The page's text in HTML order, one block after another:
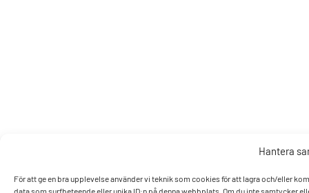
Hantera
För att ge en bra upplevelse använder vi teknik som cookies för att lagra och/eller
data som surfbeteende eller unika ID:n på denna webbplats. Om du inte samtycker